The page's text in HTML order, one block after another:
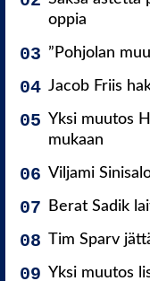
oppia
”Pohjolan
Jacob Friis
Yksi muutos
mukaan
Viljami
Berat Sadik
Tim Sparv
Yksi muutos